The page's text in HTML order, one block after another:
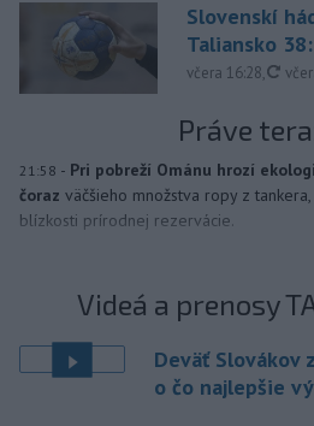
Slovenskí
Taliansko
včera 16:28,
Práve
21:58 - Pri pobreží Ománu hrozí
čoraz väčšieho množstva ropy z
blízkosti prírodnej rezervácie.
Videá a prenosy
Deväť Slovákov
o čo najlepšie